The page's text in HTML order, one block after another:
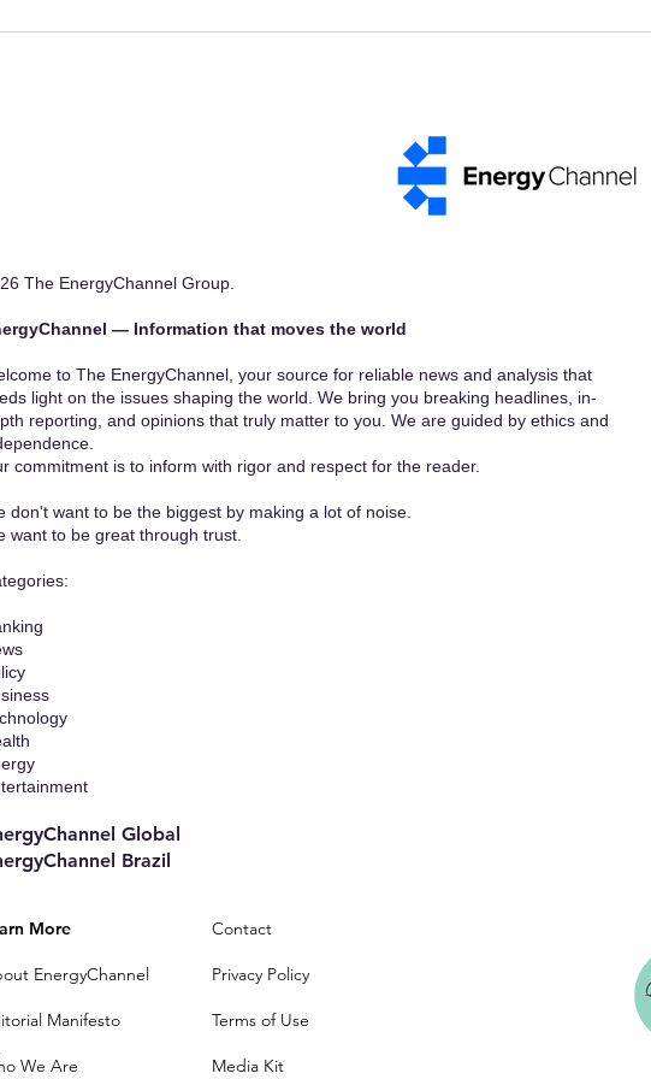
The EnergyChannel Group.
— Information that moves the world​
to The EnergyChannel, your source for reliable news and analysis that
light on the issues shaping the world. We bring you breaking headlines, in-
reporting, and opinions that truly matter to you. We are guided by ethics and
commitment is to inform with rigor and respect for the reader.
don't want to be the biggest by making a lot of noise.
want to be great through trust.
Global​
Brazil
More
EnergyChannel
Manifesto
We Are
Contact
Privacy Policy
Terms of Use
Media Kit